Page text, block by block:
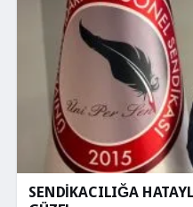
SENDİKACILIĞA